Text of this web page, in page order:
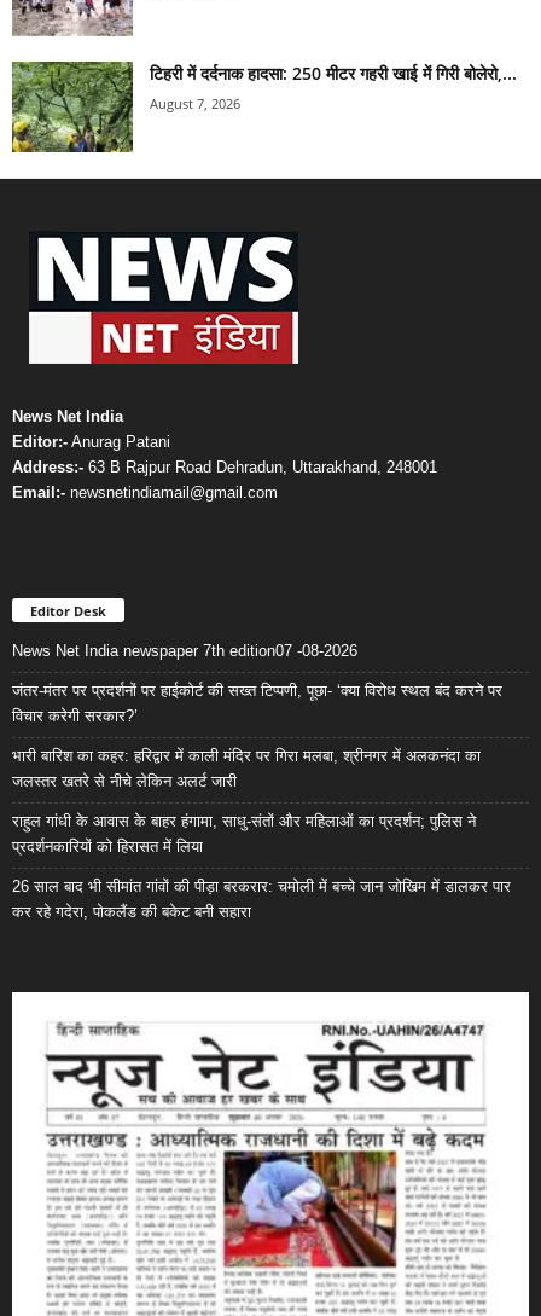
टिहरी में दर्दनाक हादसा: 250 मीटर गहरी खाई में गिरी बोलेरो,...
August 7, 2026
News Net India
Editor:- Anurag Patani
Address:- 63 B Rajpur Road Dehradun, Uttarakhand, 248001
Email:- newsnetindiamail@gmail.com
Editor Desk
News Net India newspaper 7th edition07 -08-2026
जंतर-मंतर पर प्रदर्शनों पर हाईकोर्ट की सख्त टिप्पणी, पूछा- ‘क्या विरोध स्थल बंद करने पर
विचार करेगी सरकार?’
भारी बारिश का कहर: हरिद्वार में काली मंदिर पर गिरा मलबा, श्रीनगर में अलकनंदा का
जलस्तर खतरे से नीचे लेकिन अलर्ट जारी
राहुल गांधी के आवास के बाहर हंगामा, साधु-संतों और महिलाओं का प्रदर्शन; पुलिस ने
प्रदर्शनकारियों को हिरासत में लिया
26 साल बाद भी सीमांत गांवों की पीड़ा बरकरार: चमोली में बच्चे जान जोखिम में डालकर पार
कर रहे गदेरा, पोकलैंड की बकेट बनी सहारा